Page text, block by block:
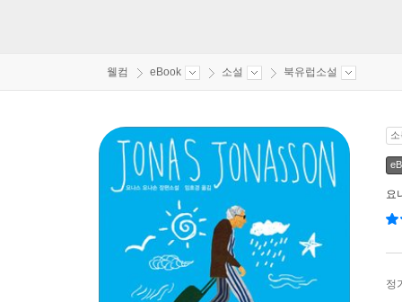
웰컴 eBook 소설 북유럽소설
요
정